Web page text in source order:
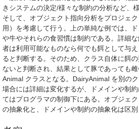
きシステムの決定/様々な制約の分析など、
そして、オブジェクト指向分析をプロジェ
用）を考慮して行う。上の単純な例では、
や牛やそれらの食習慣は制約である。詳細
者は利用可能なものなら何でも餌として与
ると判断する。そのため、クラス自体に餌
ないと判断され、結果として豚であっても
Animal クラスとなる。DairyAnimal を別の
場合には詳細は変化するが、ドメインや制
てはプログラマの制御下にある。オブジェ
の抽象化と、ドメインや制約の抽象化は区別